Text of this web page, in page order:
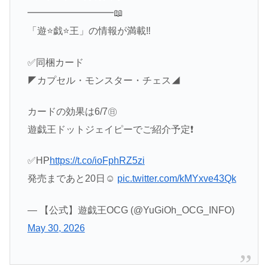
━━━━━━━━━📖
「遊⭐️戯⭐️王」の情報が満載‼️
✅同梱カード
◤カプセル・モンスター・チェス◢
カードの効果は6/7㊐
遊戯王ドットジェイピーでご紹介予定❗️
✅HPhttps://t.co/ioFphRZ5zi
発売まであと20日☺️ pic.twitter.com/kMYxve43Qk
— 【公式】遊戯王OCG (@YuGiOh_OCG_INFO)
May 30, 2026